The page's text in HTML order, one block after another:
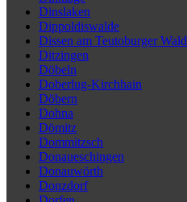
Dinslaken
Dippoldiswalde
Dissen am Teutoburger Wald
Ditzingen
Döbeln
Doberlug-Kirchhain
Döbern
Dohna
Dömitz
Dommitzsch
Donaueschingen
Donauwörth
Donzdorf